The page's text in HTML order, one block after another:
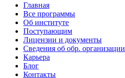
Главная
Все программы
Об институте
Поступающим
Лицензии и документы
Сведения об обр. организации
Карьера
Блог
Контакты